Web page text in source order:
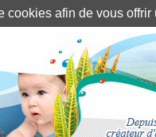
cookies afin de vous